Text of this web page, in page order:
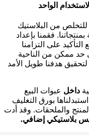
الواحد
للتخلص من البلاستيك
فقمنا بإعداد
التأكيد على التزامنا
حد ممكن من الناحية
هدفنا طويل الأمد
داخل عبوات البيع
بورق التغليف
والملحقات. وقد أدت